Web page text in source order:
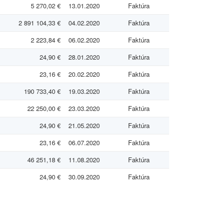
5 270,02 € 13.01.2020
Faktúra
2 891 104,33 €
04.02.2020
Faktúra
2 223,84 €
06.02.2020
Faktúra
24,90 €
28.01.2020
Faktúra
23,16 €
20.02.2020
Faktúra
190 733,40 €
19.03.2020
Faktúra
22 250,00 €
23.03.2020
Faktúra
24,90 €
21.05.2020
Faktúra
23,16 €
06.07.2020
Faktúra
46 251,18 €
11.08.2020
Faktúra
24,90 €
30.09.2020 Faktúra